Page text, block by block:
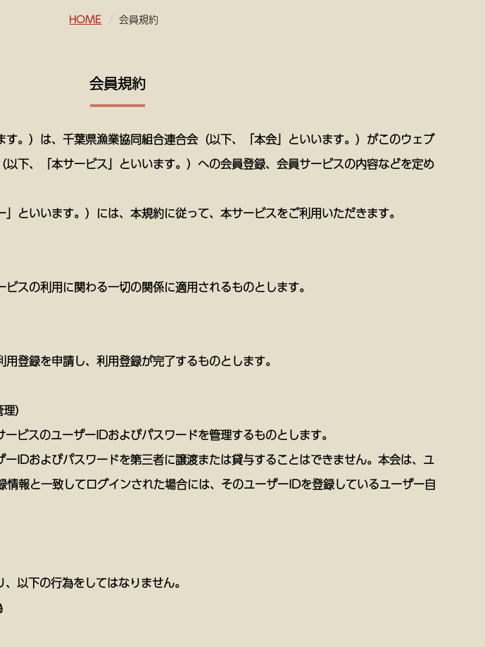
HOME 会員規約
会員規約
。）は、千葉県漁業協同組合連合会（以下、「本会」といいます。）がこのウェブ
下、「本サービス」といいます。）への会員登録、会員サービスの内容などを定め
といいます。）には、本規約に従って、本サービスをご利用いただきます。
スの利用に関わる一切の関係に適用されるものとします。
登録を申請し、利用登録が完了するものとします。
）
ビスのユーザーIDおよびパスワードを管理するものとします。
IDおよびパスワードを第三者に譲渡または貸与することはできません。本会は、ユ
報と一致してログインされた場合には、そのユーザーIDを登録しているユーザー自
以下の行為をしてはなりません。